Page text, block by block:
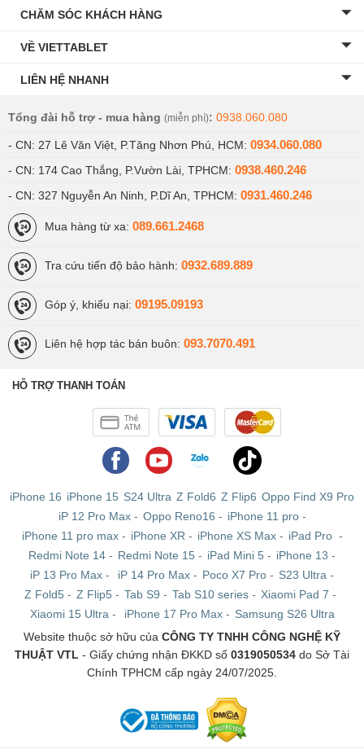
CHĂM SÓC KHÁCH HÀNG
VỀ VIETTABLET
LIÊN HỆ NHANH
Tổng đài hỗ trợ - mua hàng (miễn phí): 0938.060.080
- CN: 27 Lê Văn Việt, P.Tăng Nhơn Phú, HCM: 0934.060.080
- CN: 174 Cao Thắng, P.Vườn Lài, TPHCM: 0938.460.246
- CN: 327 Nguyễn An Ninh, P.Dĩ An, TPHCM: 0931.460.246
Mua hàng từ xa: 089.661.2468
Tra cứu tiến độ bảo hành: 0932.689.889
Góp ý, khiếu nại: 09195.09193
Liên hệ hợp tác bán buôn: 093.7070.491
HỖ TRỢ THANH TOÁN
iPhone 16 iPhone 15 S24 Ultra Z Fold6 Z Flip6 Oppo Find X9 Pro
iP 12 Pro Max- Oppo Reno16 - iPhone 11 pro-
iPhone 11 pro max- iPhone XR- iPhone XS Max- iPad Pro -
Redmi Note 14 - Redmi Note 15 - iPad Mini 5 - iPhone 13 -
iP 13 Pro Max - iP 14 Pro Max - Poco X7 Pro - S23 Ultra -
Z Fold5 - Z Flip5 - Tab S9 - Tab S10 series - Xiaomi Pad 7 -
Xiaomi 15 Ultra- iPhone 17 Pro Max- Samsung S26 Ultra
Website thuộc sở hữu của CÔNG TY TNHH CÔNG NGHỆ KỸ
THUẬT VTL - Giấy chứng nhận ĐKKD số 0319050534 do Sở Tài
Chính TPHCM cấp ngày 24/07/2025.